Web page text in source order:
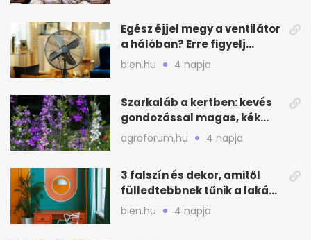
Egész éjjel megy a ventilátor
a hálóban? Erre figyelj
alvásnál nyáron
bien.hu 4 napja
Szarkaláb a kertben: kevés
gondozással magas, kék
virágfalat ad
agroforum.hu 4 napja
3 falszín és dekor, amitől
fülledtebbnek tűnik a lakás
nyáron
bien.hu 4 napja